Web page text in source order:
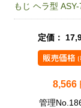
もじ ヘラ型 ASY-
定価：
8,566
管理